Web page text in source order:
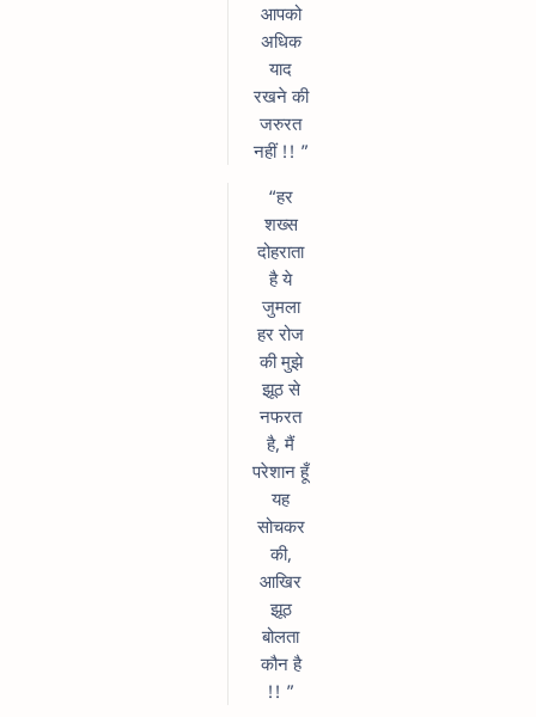
आपको
अधिक
याद
रखने की
जरुरत
नहीं !! ”
“हर
शख्स
दोहराता
है ये
जुमला
हर रोज
की मुझे
झूठ से
नफरत
है, मैं
परेशान हूँ
यह
सोचकर
की,
आखिर
झूठ
बोलता
कौन है
!! ”